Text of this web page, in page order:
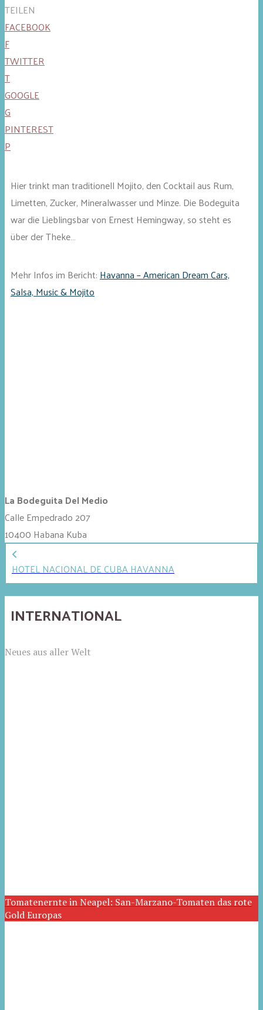
TEILEN
FACEBOOK
F
TWITTER
T
GOOGLE
G
PINTEREST
P
Hier trinkt man traditionell Mojito, den Cocktail aus Rum,
Limetten, Zucker, Mineralwasser und Minze. Die Bodeguita
war die Lieblingsbar von Ernest Hemingway, so steht es
über der Theke…
Mehr Infos im Bericht:Havanna – American Dream Cars,
Salsa, Music & Mojito
La Bodeguita Del Medio
Calle Empedrado 207
10400 Habana Kuba
HOTEL NACIONAL DE CUBA HAVANNA
INTERNATIONAL
Neues aus aller Welt
Tomatenernte in Neapel: San-Marzano-Tomaten das rote
Gold Europas